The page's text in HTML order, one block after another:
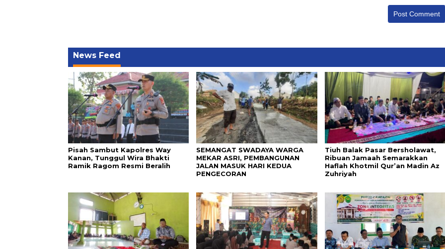
News Feed
Pisah Sambut Kapolres Way
Kanan, Tunggul Wira Bhakti
Ramik Ragom Resmi Beralih
SEMANGAT SWADAYA WARGA
MEKAR ASRI, PEMBANGUNAN
JALAN MASUK HARI KEDUA
PENGECORAN
Tiuh Balak Pasar Bersholawat,
Ribuan Jamaah Semarakkan
Haflah Khotmil Qur’an Madin Az
Zuhriyah